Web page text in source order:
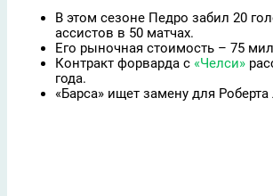
В этом сезоне Педро забил 20
ассистов в 50 матчах.
Его рыночная стоимость – 75
Контракт форварда с «Челси»
года.
«Барса» ищет замену для